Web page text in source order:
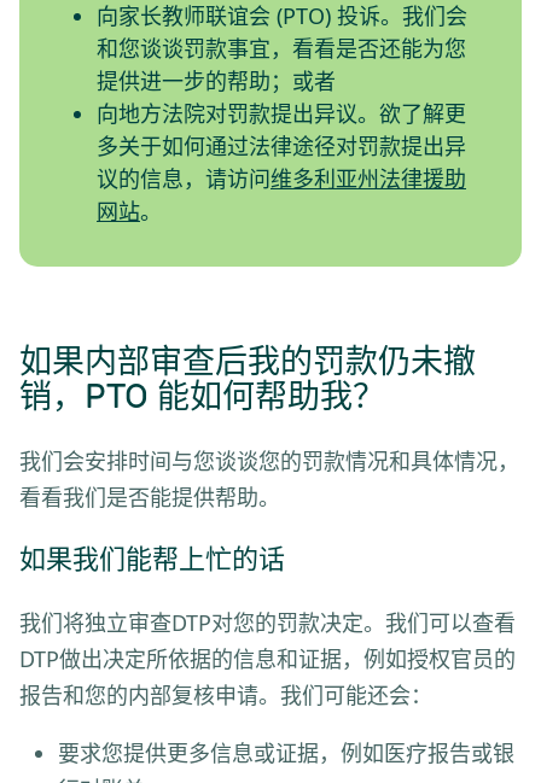
向家长教师联谊会 (PTO) 投诉。我们会
和您谈谈罚款事宜，看看是否还能为您
提供进一步的帮助；或者
向地方法院对罚款提出异议。欲了解更
多关于如何通过法律途径对罚款提出异
议的信息，请访问维多利亚州法律援助
网站。
如果内部审查后我的罚款仍未撤
销，PTO 能如何帮助我？
我们会安排时间与您谈谈您的罚款情况和具体情况，
看看我们是否能提供帮助。
如果我们能帮上忙的话
我们将独立审查DTP对您的罚款决定。我们可以查看
DTP做出决定所依据的信息和证据，例如授权官员的
报告和您的内部复核申请。我们可能还会：
要求您提供更多信息或证据，例如医疗报告或银